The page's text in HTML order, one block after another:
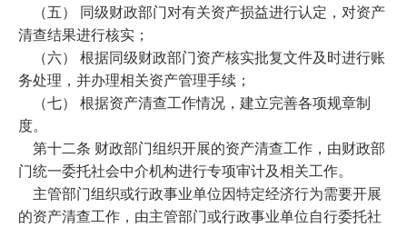
（五） 同级财政部门对有关资产损益进行认定，对资产
清查结果进行核实；
（六） 根据同级财政部门资产核实批复文件及时进行账
务处理，并办理相关资产管理手续；
（七） 根据资产清查工作情况，建立完善各项规章制
度。
第十二条 财政部门组织开展的资产清查工作，由财政部
门统一委托社会中介机构进行专项审计及相关工作。
主管部门组织或行政事业单位因特定经济行为需要开展
的资产清查工作，由主管部门或行政事业单位自行委托社